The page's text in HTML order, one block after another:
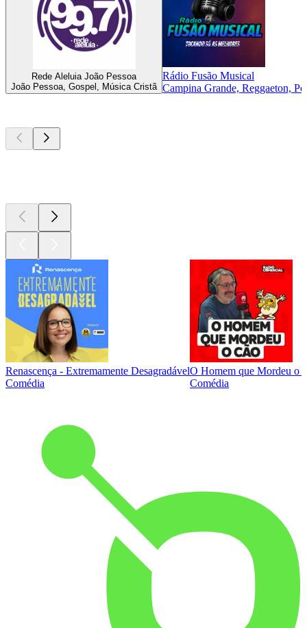
Rede Aleluia João Pessoa
João Pessoa, Gospel, Música Cristã
Rádio Fusão Musical
Campina Grande, Reggaeton,
Renascença - Extremamente Desagradável
Comédia
O Homem que Mordeu o
Comédia